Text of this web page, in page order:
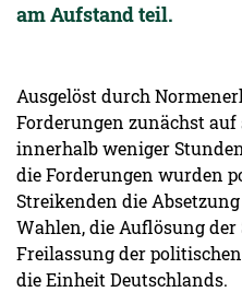
am Aufstand teil.
Aus­ge­löst durch
Forderungen zunächst auf
innerhalb weniger
die Forderungen wurden
Streikenden die
Wahlen, die Auflösung der
Freilassung der
die Einheit Deutschlands.